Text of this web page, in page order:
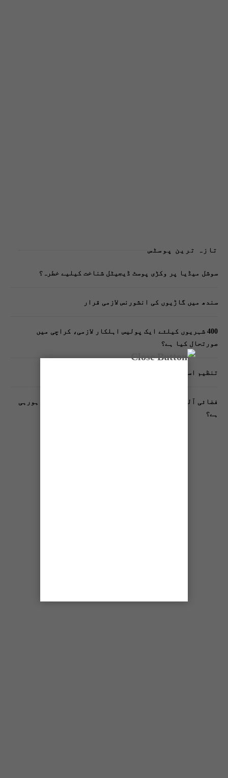
تازہ ترین پوسٹس
سوشل میڈیا پر وکڑی پوسٹ ڈیجیٹل شناخت کیلیے خطرہ؟
سندھ میں گاڑیوں کی انشورنس لازمی قرار
400 شہریوں کیلئے ایک پولیس اہلکار لازمی، کراچی میں
صورتحال کیا ہے؟
تنظیم اسلامی کے زیرِ اہتمام ملک گیر آگاہی مہم!
فضائی آلودگی انسانی دماغ کیلیے کیسے خطرناک ثابت ہورہی
ہے؟